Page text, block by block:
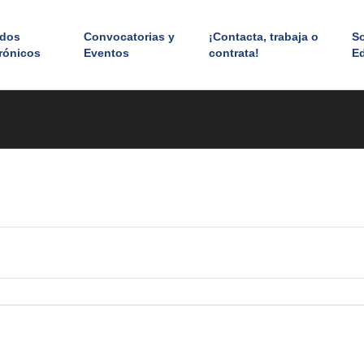
Convocatorias y
Eventos
¡Contacta, trabaja o
contrata!